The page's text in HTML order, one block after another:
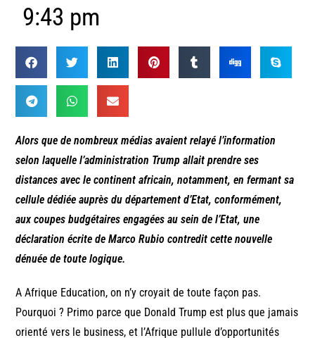
9:43 pm
Alors que de nombreux médias avaient relayé l’information
selon laquelle l’administration Trump allait prendre ses
distances avec le continent africain, notamment, en fermant sa
cellule dédiée auprès du département d’Etat, conformément,
aux coupes budgétaires engagées au sein de l’Etat, une
déclaration écrite de Marco Rubio contredit cette nouvelle
dénuée de toute logique.
A Afrique Education, on n’y croyait de toute façon pas.
Pourquoi ? Primo parce que Donald Trump est plus que jamais
orienté vers le business, et l’Afrique pullule d’opportunités